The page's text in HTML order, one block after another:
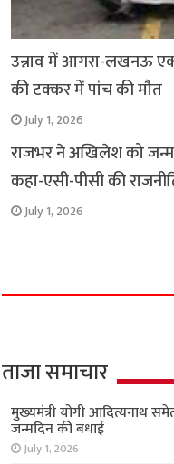
उन्नाव में आगरा-लखनऊ
की टक्कर में पांच की मौत
July 1, 2026
राजभर ने अखिलेश को
कहा-एसी-पीसी की
July 1, 2026
ताजा समाचार
मुख्यमंत्री योगी आदित्यनाथ
जन्मदिन की बधाई
July 1, 2026